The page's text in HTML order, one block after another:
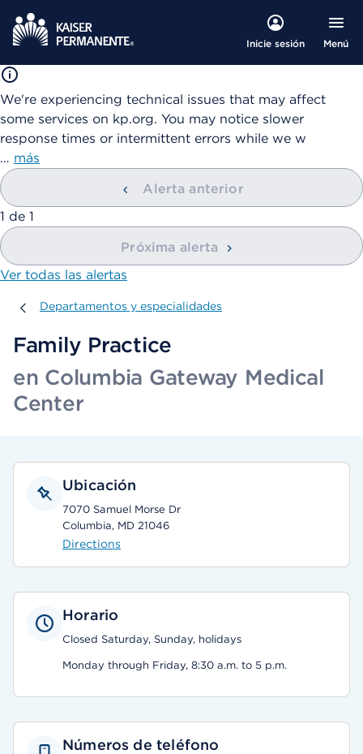
Inicie sesión Menú
We're experiencing technical issues that may affect
some services on kp.org. You may notice slower
response times or intermittent errors while we w
… más
Alerta anterior
mostrando
1 de 1
Próxima alerta
Ver todas las alertas
Departamentos y especialidades
Departamentos y especialidades
Family Practice
en Columbia Gateway Medical
Center
Ubicación
7070 Samuel Morse Dr
Columbia, MD 21046
Directions
Horario
Closed Saturday, Sunday, holidays
Monday through Friday, 8:30 a.m. to 5 p.m.
Números de teléfono